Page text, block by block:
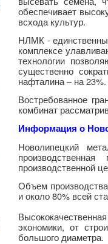
обеспечивает
всхода культур.
НЛМК -
комплексе
технологии
существенно
нафталина – на 23%.
Востребованное
комбинат
Информация о
Новолипецкий
производственной
Объем
и около 80% всей
экономики, от
большого диаметра.